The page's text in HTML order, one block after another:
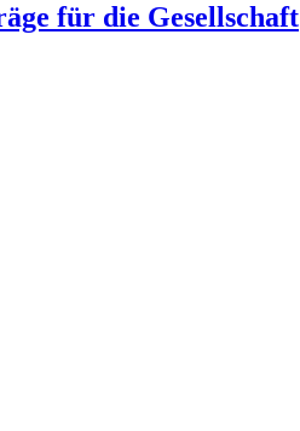
für die Gesellschaft